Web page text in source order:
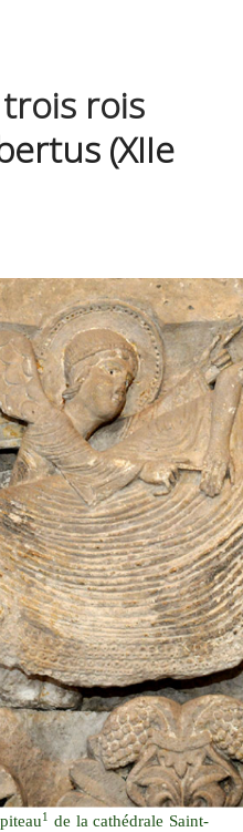
trois rois
(XIIe
1 de la cathédrale Saint-